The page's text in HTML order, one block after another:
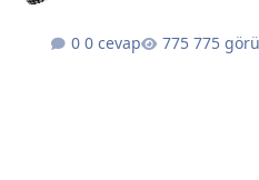
0 cevap 775